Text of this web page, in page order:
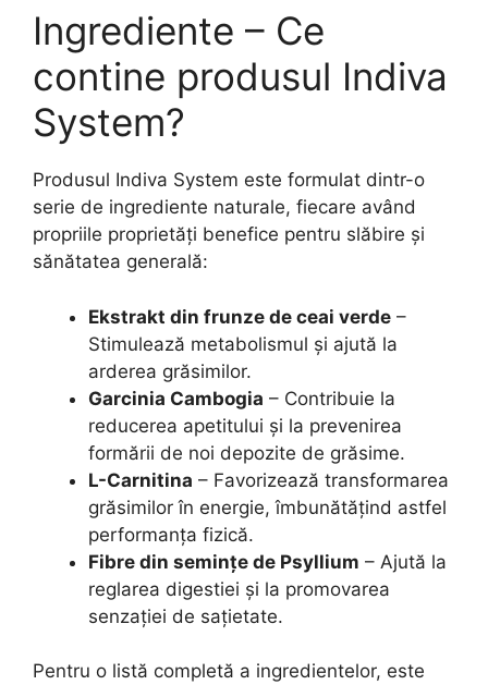
Ingrediente – Ce
contine produsul Indiva
System?
Produsul Indiva System este formulat dintr-o
serie de ingrediente naturale, fiecare având
propriile proprietăți benefice pentru slăbire și
sănătatea generală:
Ekstrakt din frunze de ceai verde –
Stimulează metabolismul și ajută la
arderea grăsimilor.
Garcinia Cambogia – Contribuie la
reducerea apetitului și la prevenirea
formării de noi depozite de grăsime.
L-Carnitina – Favorizează transformarea
grăsimilor în energie, îmbunătățind astfel
performanța fizică.
Fibre din semințe de Psyllium – Ajută la
reglarea digestiei și la promovarea
senzației de sațietate.
Pentru o listă completă a ingredientelor, este